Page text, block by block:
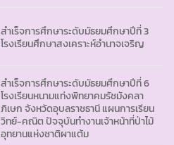
สำเร็จการศึกษาระดับมัธยมศึกษาปีที่ 3
โรงเรียนศึกษาสงเคราะห์อำนาจเจริญ
สำเร็จการศึกษาระดับมัธยมศึกษาปีที่ 6
โรงเรียนหนามแท่งพิทยาคมรัชมังคลา
ภิเษก จังหวัดอุบลราชธานี แผนการเรียน
วิทย์-คณิต ปัจจุบันทำงานเจ้าหน้าที่ป่าไม้
อุทยานแห่งชาติผาแต้ม